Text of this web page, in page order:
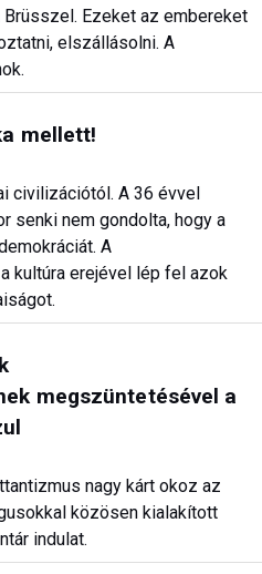
Ezeket az embereket
elszállásolni. A
mellett!
civilizációtól. A 36 évvel
senki nem gondolta, hogy a
A
kultúra erejével lép fel azok
megszüntetésével a
nagy kárt okoz az
közösen kialakított
indulat.